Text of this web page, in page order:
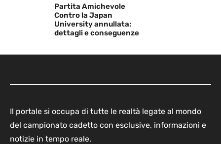
Partita Amichevole
Contro la Japan
University annullata:
dettagli e conseguenze
Il portale si occupa di tutte le realtà legate al mondo
del campionato cadetto con esclusive, informazioni e
notizie in tempo reale.